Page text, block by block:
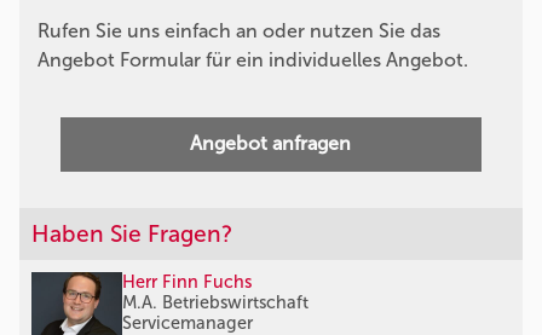
Rufen Sie uns einfach an oder nutzen Sie das
Angebot Formular für ein individuelles Angebot.
Angebot anfragen
Haben Sie Fragen?
Herr Finn Fuchs
M.A. Betriebswirtschaft
Servicemanager